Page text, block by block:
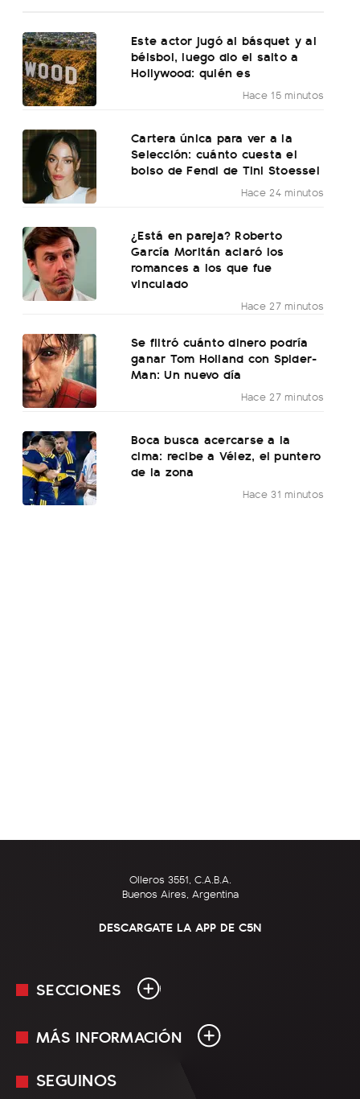
Este actor jugó al básquet y al
béisbol, luego dio el salto a
Hollywood: quién es
Hace 15 minutos
Cartera única para ver a la
Selección: cuánto cuesta el
bolso de Fendi de Tini Stoessel
Hace 24 minutos
¿Está en pareja? Roberto
García Moritán aclaró los
romances a los que fue
vinculado
Hace 27 minutos
Se filtró cuánto dinero podría
ganar Tom Holland con Spider-
Man: Un nuevo día
Hace 27 minutos
Boca busca acercarse a la
cima: recibe a Vélez, el puntero
de la zona
Hace 31 minutos
Olleros 3551, C.A.B.A.
Buenos Aires, Argentina
DESCARGATE LA APP DE C5N
SECCIONES
En Vivo
MÁS INFORMACIÓN
Mediakit
SEGUINOS